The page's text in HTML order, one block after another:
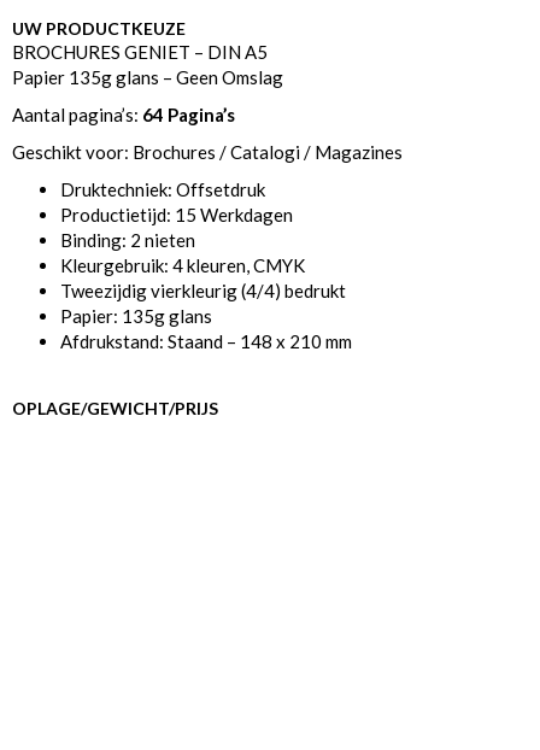
UW PRODUCTKEUZE
BROCHURES GENIET – DIN A5
Papier 135g glans – Geen Omslag
Aantal pagina’s: 64 Pagina’s
Geschikt voor: Brochures / Catalogi / Magazines
Druktechniek: Offsetdruk
Productietijd: 15 Werkdagen
Binding: 2 nieten
Kleurgebruik: 4 kleuren, CMYK
Tweezijdig vierkleurig (4/4) bedrukt
Papier: 135g glans
Afdrukstand: Staand – 148 x 210 mm
OPLAGE/GEWICHT/PRIJS